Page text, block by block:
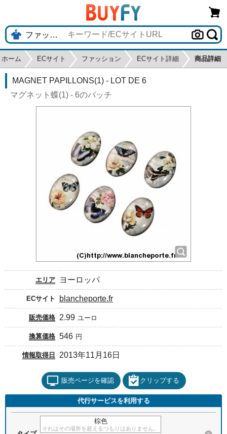
ホーム ECサイト ファッション ECサイト詳細 商品詳細
MAGNET PAPILLONS(1) - LOT DE 6
マグネット蝶(1) - 6のバッチ
エリア ヨーロッパ
ECサイト blancheporte.fr
販売価格 2.99 ユーロ
換算価格 546 円
情報取得日 2013年11月16日
販売ページを確認 クリップする
代行サービスを利用する
棕色
それはその場所を超えるつもりはありません。